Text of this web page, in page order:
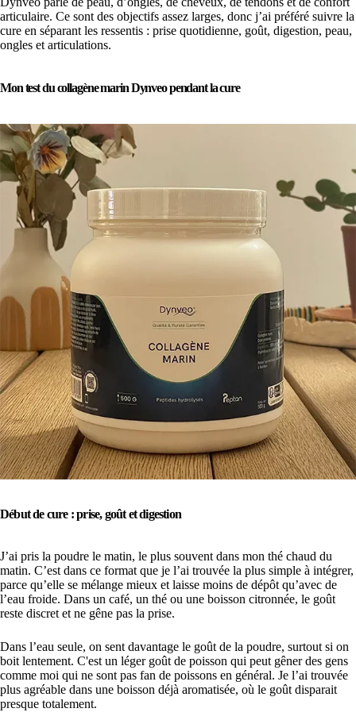
articulaire. Ce sont des objectifs assez larges, donc j’ai préféré suivre la
cure en séparant les ressentis : prise quotidienne, goût, digestion, peau,
ongles et articulations.
Mon test du collagène marin Dynveo pendant la cure
Début de cure : prise, goût et digestion
J’ai pris la poudre le matin, le plus souvent dans mon thé chaud du
matin. C’est dans ce format que je l’ai trouvée la plus simple à intégrer,
parce qu’elle se mélange mieux et laisse moins de dépôt qu’avec de
l’eau froide. Dans un café, un thé ou une boisson citronnée, le goût
reste discret et ne gêne pas la prise.
Dans l’eau seule, on sent davantage le goût de la poudre, surtout si on
boit lentement. C'est un léger goût de poisson qui peut gêner des gens
comme moi qui ne sont pas fan de poissons en général. Je l’ai trouvée
plus agréable dans une boisson déjà aromatisée, où le goût disparait
presque totalement.